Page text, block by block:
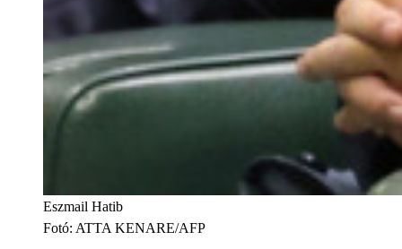
Eszmail Hatib
Fotó: ATTA KENARE/AFP